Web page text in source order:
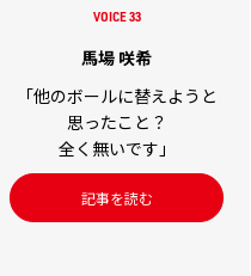
VOICE 33
馬場 咲希
「他のボールに替えようと
思ったこと？
全く無いです」
記事を読む